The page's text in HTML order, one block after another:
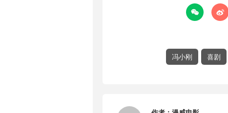
 
冯小刚
喜剧